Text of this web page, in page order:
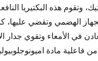
وتقوم هذه البكتيريا
الهضمي وتقضي عليها،
في الأمعاء وتقوي جدار
من فاعلية مادة